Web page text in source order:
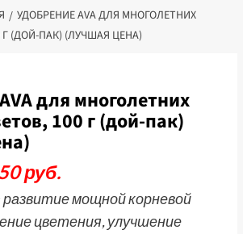
УДОБРЕНИЕ AVA ДЛЯ МНОГОЛЕТНИХ
(ДОЙ-ПАК) (ЛУЧШАЯ ЦЕНА)
для многолетних
100 г (дой-пак)
руб.
мощной корневой
цветения, улучшение